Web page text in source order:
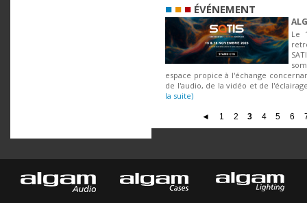
■ ■ ■ ÉVÉNEMENT
Le
espace propice à l'échange
de l'audio, de la vidéo et de
la suite)
◄ 1 2 3 4 5 6